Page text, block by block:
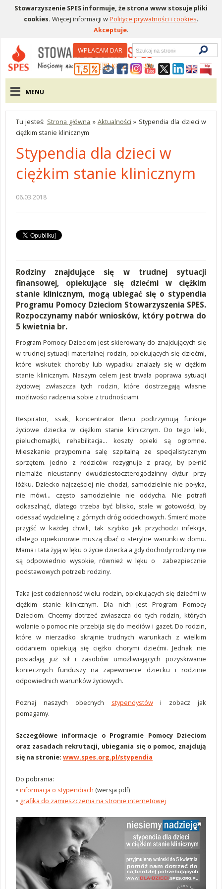
Stowarzyszenie SPES informuje, że strona www stosuje pliki
cookies. Więcej informacji wPolityce prywatności i cookies.
Akceptuje.
Menu pomocniczeWPŁACAM DAR
Wyszukiwarka
Menu główne
MENU
Tu jesteś: Strona główna »Aktualności » Stypendia dla dzieci w
ciężkim stanie klinicznym
Stypendia dla dzieci w
ciężkim stanie klinicznym
06.03.2018
Rodziny znajdujące się w trudnej sytuacji
finansowej, opiekujące się dziećmi w ciężkim
stanie klinicznym, mogą ubiegać się o stypendia
Programu Pomocy Dzieciom Stowarzyszenia SPES.
Rozpoczynamy nabór wniosków, który potrwa do
5 kwietnia br.
Program Pomocy Dzieciom jest skierowany do znajdujących się
w trudnej sytuacji materialnej rodzin, opiekujących się dziećmi,
które wskutek choroby lub wypadku znalazły się w ciężkim
stanie klinicznym. Naszym celem jest trwała poprawa sytuacji
życiowej zwłaszcza tych rodzin, które dostrzegają własne
możliwości radzenia sobie z trudnościami.
Respirator, ssak, koncentrator tlenu podtrzymują funkcje
życiowe dziecka w ciężkim stanie klinicznym. Do tego leki,
pieluchomajtki, rehabilitacja… koszty opieki są ogromne.
Mieszkanie przypomina salę szpitalną ze specjalistycznym
sprzętem. Jedno z rodziców rezygnuje z pracy, by pełnić
niemalże nieustanny dwudziestoczterogodzinny dyżur przy
łóżku. Dziecko najczęściej nie chodzi, samodzielnie nie połyka,
nie mówi... często samodzielnie nie oddycha. Nie potrafi
odkaszlnąć, dlatego trzeba być blisko, stale w gotowości, by
odessać wydzielinę z górnych dróg oddechowych. Śmierć może
przyjść w każdej chwili, tak szybko jak przychodzi infekcja,
dlatego opiekunowie muszą dbać o sterylne warunki w domu.
Mama i tata żyją w lęku o życie dziecka a gdy dochody rodziny nie
są odpowiednio wysokie, również w lęku o zabezpiecznie
podstawowych potrzeb rodziny.
Taka jest codzienność wielu rodzin, opiekujących się dziećmi w
ciężkim stanie klinicznym. Dla nich jest Program Pomocy
Dzieciom. Chcemy dotrzeć zwłaszcza do tych rodzin, których
wołanie o pomoc nie przebija się do mediów i gazet. Do rodzin,
które w nierzadko skrajnie trudnych warunkach z wielkim
oddaniem opiekują się ciężko chorymi dziećmi. Jednak nie
posiadają już sił i zasobów umożliwiających pozyskiwanie
koniecznych funduszy na zapewnienie dziecku i rodzinie
odpowiednich warunków życiowych.
Poznaj naszych obecnych stypendystówi zobacz jak
pomagamy.
Szczegółowe informacje o Programie Pomocy Dzieciom
oraz zasadach rekrutacji, ubiegania się o pomoc, znajdują
się na stronie: www.spes.org.pl/stypendia
Do pobrania:
• informacja o stypendiach (wersja pdf)
• grafika do zamieszczenia na stronie internetowej